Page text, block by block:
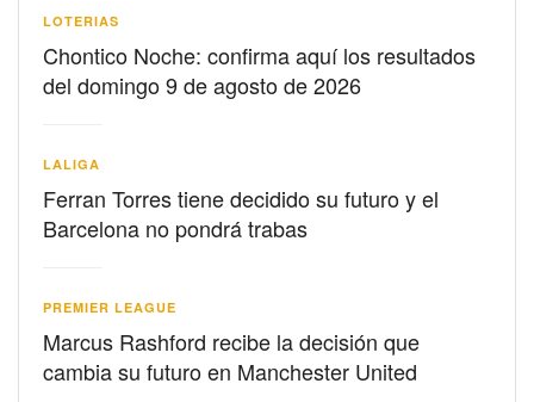
LOTERIAS
Chontico Noche: confirma aquí los resultados
del domingo 9 de agosto de 2026
LALIGA
Ferran Torres tiene decidido su futuro y el
Barcelona no pondrá trabas
PREMIER LEAGUE
Marcus Rashford recibe la decisión que
cambia su futuro en Manchester United